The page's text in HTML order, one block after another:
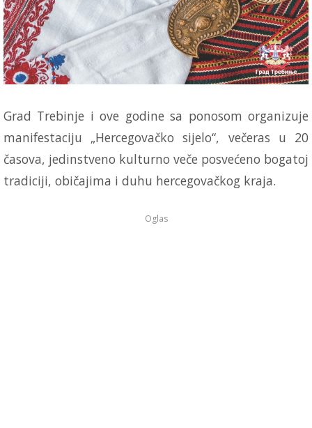
Grad Trebinje i ove godine sa ponosom organizuje
manifestaciju „Hercegovačko sijelo“, večeras u 20
časova, jedinstveno kulturno veče posvećeno bogatoj
tradiciji, običajima i duhu hercegovačkog kraja.
Oglas